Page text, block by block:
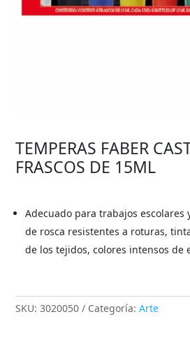
TEMPERAS FABER
FRASCOS DE 15ML
Adecuado para trabajos escolares
de rosca resistentes a roturas,
de los tejidos, colores intensos de
SKU:3020050 Categoría:Arte